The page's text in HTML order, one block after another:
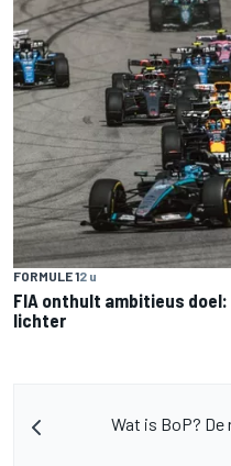
FORMULE 12 u
FIA onthult ambitieus
lichter
Wat is BoP? De